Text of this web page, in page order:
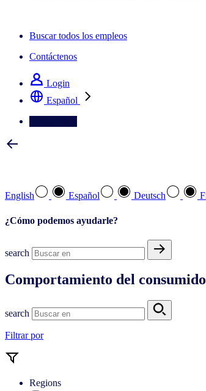
Buscar todos los empleos
Contáctenos
Login
Español
English Español Deutsch
¿Cómo podemos ayudarle?
search
Comportamiento del
search
Filtrar por
Regions